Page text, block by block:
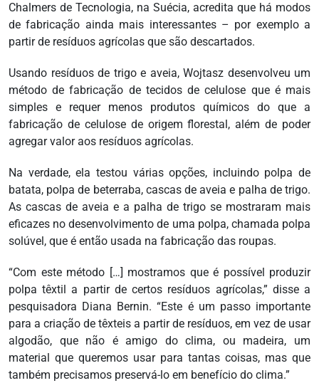
Chalmers de Tecnologia, na Suécia, acredita que há modos
de fabricação ainda mais interessantes – por exemplo a
partir de resíduos agrícolas que são descartados.
Usando resíduos de trigo e aveia, Wojtasz desenvolveu um
método de fabricação de tecidos de celulose que é mais
simples e requer menos produtos químicos do que a
fabricação de celulose de origem florestal, além de poder
agregar valor aos resíduos agrícolas.
Na verdade, ela testou várias opções, incluindo polpa de
batata, polpa de beterraba, cascas de aveia e palha de trigo.
As cascas de aveia e a palha de trigo se mostraram mais
eficazes no desenvolvimento de uma polpa, chamada polpa
solúvel, que é então usada na fabricação das roupas.
“Com este método […] mostramos que é possível produzir
polpa têxtil a partir de certos resíduos agrícolas,” disse a
pesquisadora Diana Bernin. “Este é um passo importante
para a criação de têxteis a partir de resíduos, em vez de usar
algodão, que não é amigo do clima, ou madeira, um
material que queremos usar para tantas coisas, mas que
também precisamos preservá-lo em benefício do clima.”